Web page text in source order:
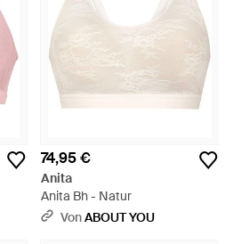
74,95 €
Anita
Anita Bh - Natur
VonABOUT YOU